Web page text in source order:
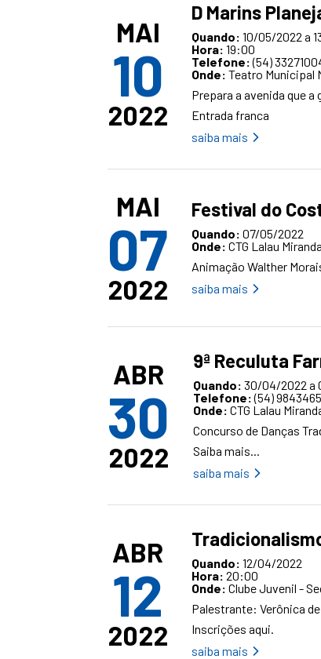
MAI
10
2022
D Marins
Quando: 10/05/2022 a
Hora: 19:00
Telefone:(54)
Onde: Teatro Municipal
Prepara a avenida que
Entrada franca
saiba mais
MAI
07
2022
Festival do
Quando: 07/05/2022
Onde: CTG Lalau Miranda
Animação Walther
saiba mais
ABR
30
2022
9ª Reculuta
Quando: 30/04/2022 a
Telefone:(54)
Onde: CTG Lalau
Concurso de Danças
Saiba mais...
saiba mais
ABR
12
2022
Quando: 12/04/2022
Hora: 20:00
Onde: Clube Juvenil -
Palestrante: Verônica
Inscrições aqui.
saiba mais